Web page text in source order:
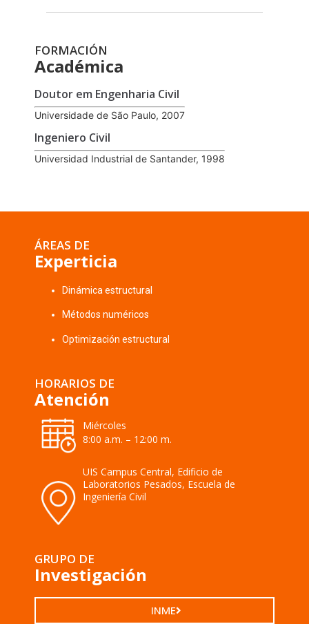
FORMACIÓN
Académica
Doutor em Engenharia Civil
Universidade de São Paulo, 2007
Ingeniero Civil
Universidad Industrial de Santander, 1998
ÁREAS DE
Experticia
Dinámica estructural
Métodos numéricos
Optimización estructural
HORARIOS DE
Atención
Miércoles
8:00 a.m. – 12:00 m.
UIS Campus Central, Edificio de
Laboratorios Pesados, Escuela de
Ingeniería Civil
GRUPO DE
Investigación
INME